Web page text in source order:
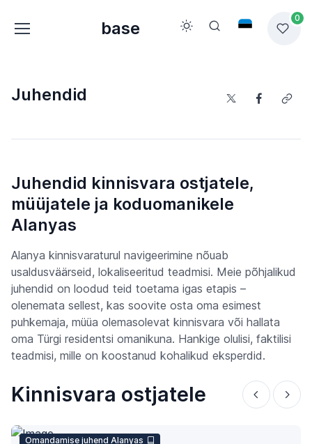
base
0
Juhendid
Juhendid kinnisvara ostjatele,
müüjatele ja koduomanikele
Alanyas
Alanya kinnisvaraturul navigeerimine nõuab
usaldusväärseid, lokaliseeritud teadmisi. Meie põhjalikud
juhendid on loodud teid toetama igas etapis –
olenemata sellest, kas soovite osta oma esimest
puhkemaja, müüa olemasolevat kinnisvara või hallata
oma Türgi residentsi omanikuna. Hankige olulisi, faktilisi
teadmisi, mille on koostanud kohalikud eksperdid.
Kinnisvara ostjatele
Omandamise juhend Alanyas